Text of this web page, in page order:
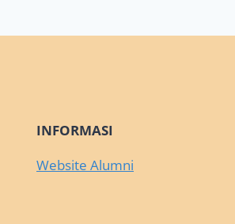
INFORMASI
Website Alumni